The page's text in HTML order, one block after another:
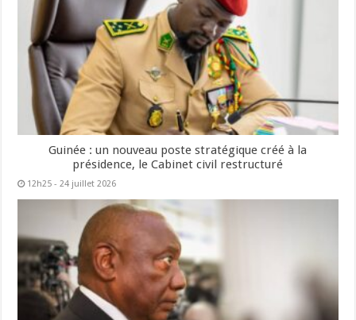
Guinée : un nouveau poste stratégique créé à la
présidence, le Cabinet civil restructuré
12h25 - 24 juillet 2026